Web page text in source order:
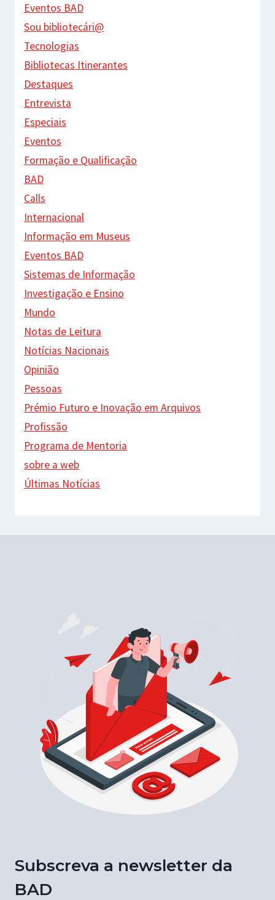
Eventos BAD
Sou bibliotecári@
Tecnologias
Bibliotecas Itinerantes
Destaques
Entrevista
Especiais
Eventos
Formação e Qualificação
BAD
Calls
Internacional
Informação em Museus
Eventos BAD
Sistemas de Informação
Investigação e Ensino
Mundo
Notas de Leitura
Notícias Nacionais
Opinião
Pessoas
Prémio Futuro e Inovação em Arquivos
Profissão
Programa de Mentoria
sobre a web
Últimas Notícias
Subscreva a newsletter da
BAD